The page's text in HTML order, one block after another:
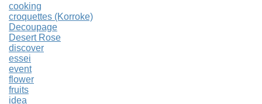
cooking
croquettes (Korroke)
Decoupage
Desert Rose
discover
essei
event
flower
fruits
idea